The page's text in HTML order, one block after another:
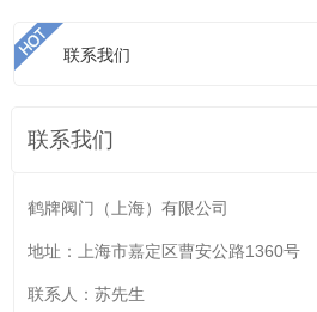
联系我们
联系我们
鹤牌阀门（上海）有限公司
地址：上海市嘉定区曹安公路1360号
联系人：苏先生